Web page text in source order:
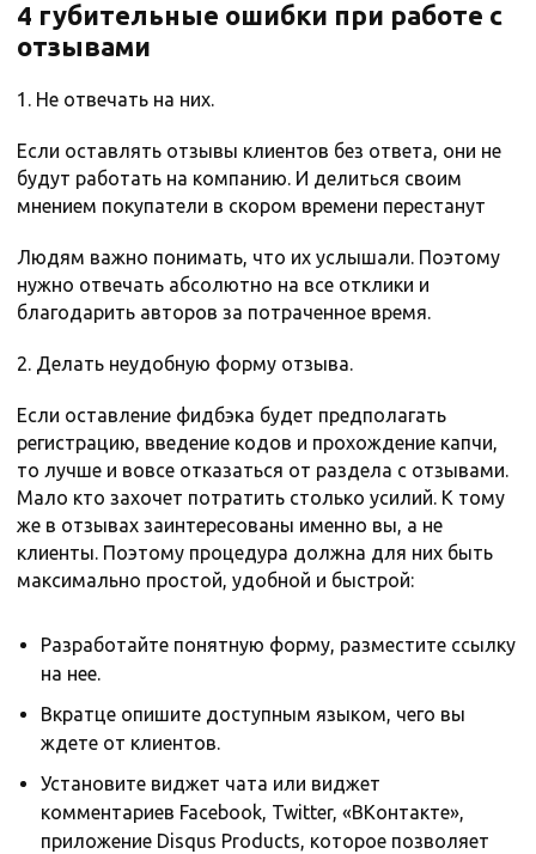
4 губительные ошибки при работе с
отзывами
1. Не отвечать на них.
Если оставлять отзывы клиентов без ответа, они не
будут работать на компанию. И делиться своим
мнением покупатели в скором времени перестанут
Людям важно понимать, что их услышали. Поэтому
нужно отвечать абсолютно на все отклики и
благодарить авторов за потраченное время.
2. Делать неудобную форму отзыва.
Если оставление фидбэка будет предполагать
регистрацию, введение кодов и прохождение капчи,
то лучше и вовсе отказаться от раздела с отзывами.
Мало кто захочет потратить столько усилий. К тому
же в отзывах заинтересованы именно вы, а не
клиенты. Поэтому процедура должна для них быть
максимально простой, удобной и быстрой:
Разработайте понятную форму, разместите ссылку
на нее.
Вкратце опишите доступным языком, чего вы
ждете от клиентов.
Установите виджет чата или виджет
комментариев Facebook, Twitter, «ВКонтакте»,
приложение Disqus Products, которое позволяет